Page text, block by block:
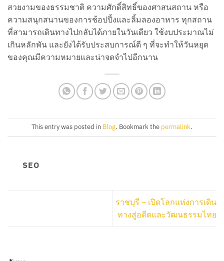
สวยงามของธรรมชาติ ความศักดิ์สิทธิ์ของศาสนสถาน หรือ
ความสนุกสนานของการช้อปปิ้งและลิ้มลองอาหาร ทุกสถาน
ที่สามารถเดินทางไปกลับได้ภายในวันเดียว ใช้งบประมาณไม่
เกินหลักพัน และยังได้รับประสบการณ์ดี ๆ ที่จะทำให้วันหยุด
ของคุณมีความหมายและน่าจดจำไปอีกนาน
This entry was posted in Blog. Bookmark the permalink.
SEO
ราชบุรี – เปิดโลกแห่งการเดิน
ทางสู่อดีตและวัฒนธรรมไทย